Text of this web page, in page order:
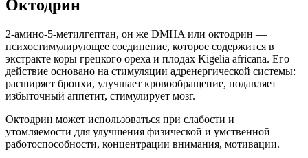
Октодрин
2-амино-5-метилгептан, он же DMHA или октодрин —
психостимулирующее соединение, которое содержится в
экстракте коры грецкого ореха и плодах Kigelia africana. Его
действие основано на стимуляции адренергической системы:
расширяет бронхи, улучшает кровообращение, подавляет
избыточный аппетит, стимулирует мозг.
Октодрин может использоваться при слабости и
утомляемости для улучшения физической и умственной
работоспособности, концентрации внимания, мотивации.